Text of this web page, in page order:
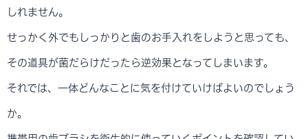
しれません。
せっかく外でもしっかりと歯のお手入れをしようと思っても、
その道具が菌だらけだったら逆効果となってしまいます。
それでは、一体どんなことに気を付けていけばよいのでしょう
か。